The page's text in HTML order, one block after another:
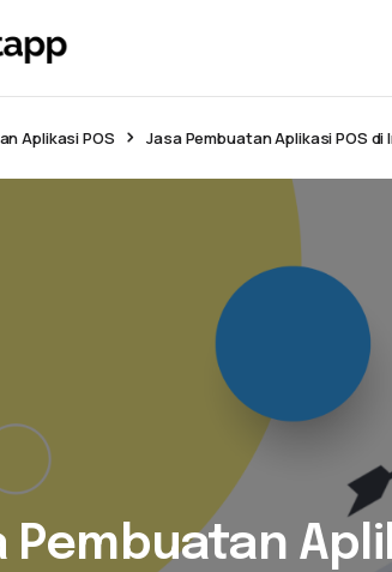
Aplikasi POS Jasa Pembuatan Aplikasi POS di
Pembuatan